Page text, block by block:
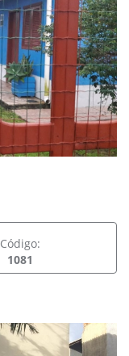
Código:
1081